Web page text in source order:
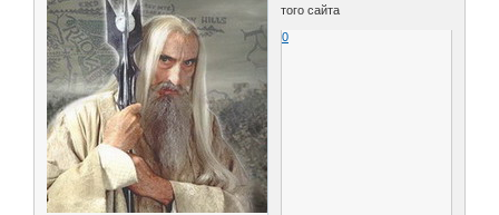
того сайта
0